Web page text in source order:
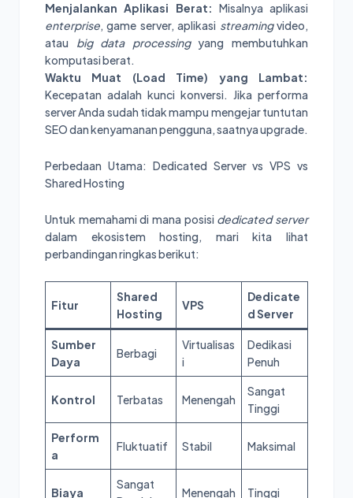
Menjalankan Aplikasi Berat: Misalnya aplikasi
enterprise, game server, aplikasi streamingvideo,
atau big data processingyang membutuhkan
komputasi berat.
Waktu Muat (Load Time) yang Lambat:
Kecepatan adalah kunci konversi. Jika performa
server Anda sudah tidak mampu mengejar tuntutan
SEO dan kenyamanan pengguna, saatnya upgrade.
Perbedaan Utama: Dedicated Server vs VPS vs
Shared Hosting
Untuk memahami di mana posisi dedicated server
dalam ekosistem hosting, mari kita lihat
perbandingan ringkas berikut:
Fitur
Shared
Hosting
VPS
Dedicate
d Server
Sumber
Daya
Berbagi
Virtualisas
i
Dedikasi
Penuh
Kontrol Terbatas Menengah
Sangat
Tinggi
Perform
a
Fluktuatif Stabil Maksimal
Biaya
Sangat
Menengah Tinggi